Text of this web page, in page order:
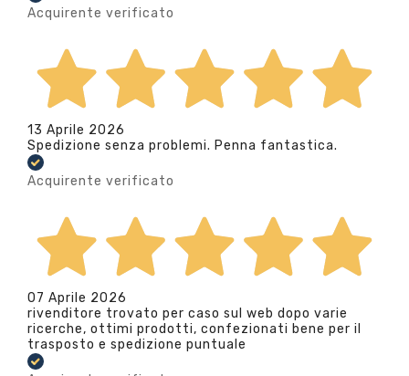
Acquirente verificato
13 Aprile 2026
Spedizione senza problemi. Penna fantastica.
Acquirente verificato
07 Aprile 2026
rivenditore trovato per caso sul web dopo varie
ricerche, ottimi prodotti, confezionati bene per il
trasposto e spedizione puntuale